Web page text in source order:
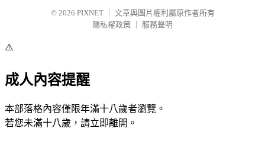
© 2026 PIXNET
文章與圖片權利屬原作者所有
隱私權政策
服務聲明
⚠️
成人內容提醒
本部落格內容僅限年滿十八歲者瀏覽。
若您未滿十八歲，請立即離開。